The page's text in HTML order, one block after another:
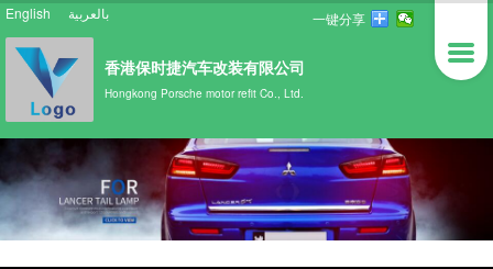
English 一键分享
香港保时捷汽车改装有限公司
Hongkong Porsche motor refit Co., Ltd.